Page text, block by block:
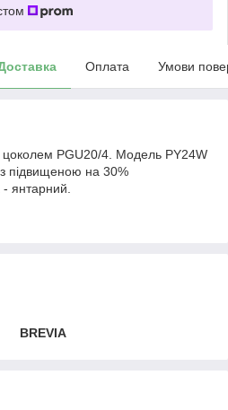
Оплата Умови
PGU20/4. Модель PY24W
з підвищеною на 30%
- янтарний.
BREVIA